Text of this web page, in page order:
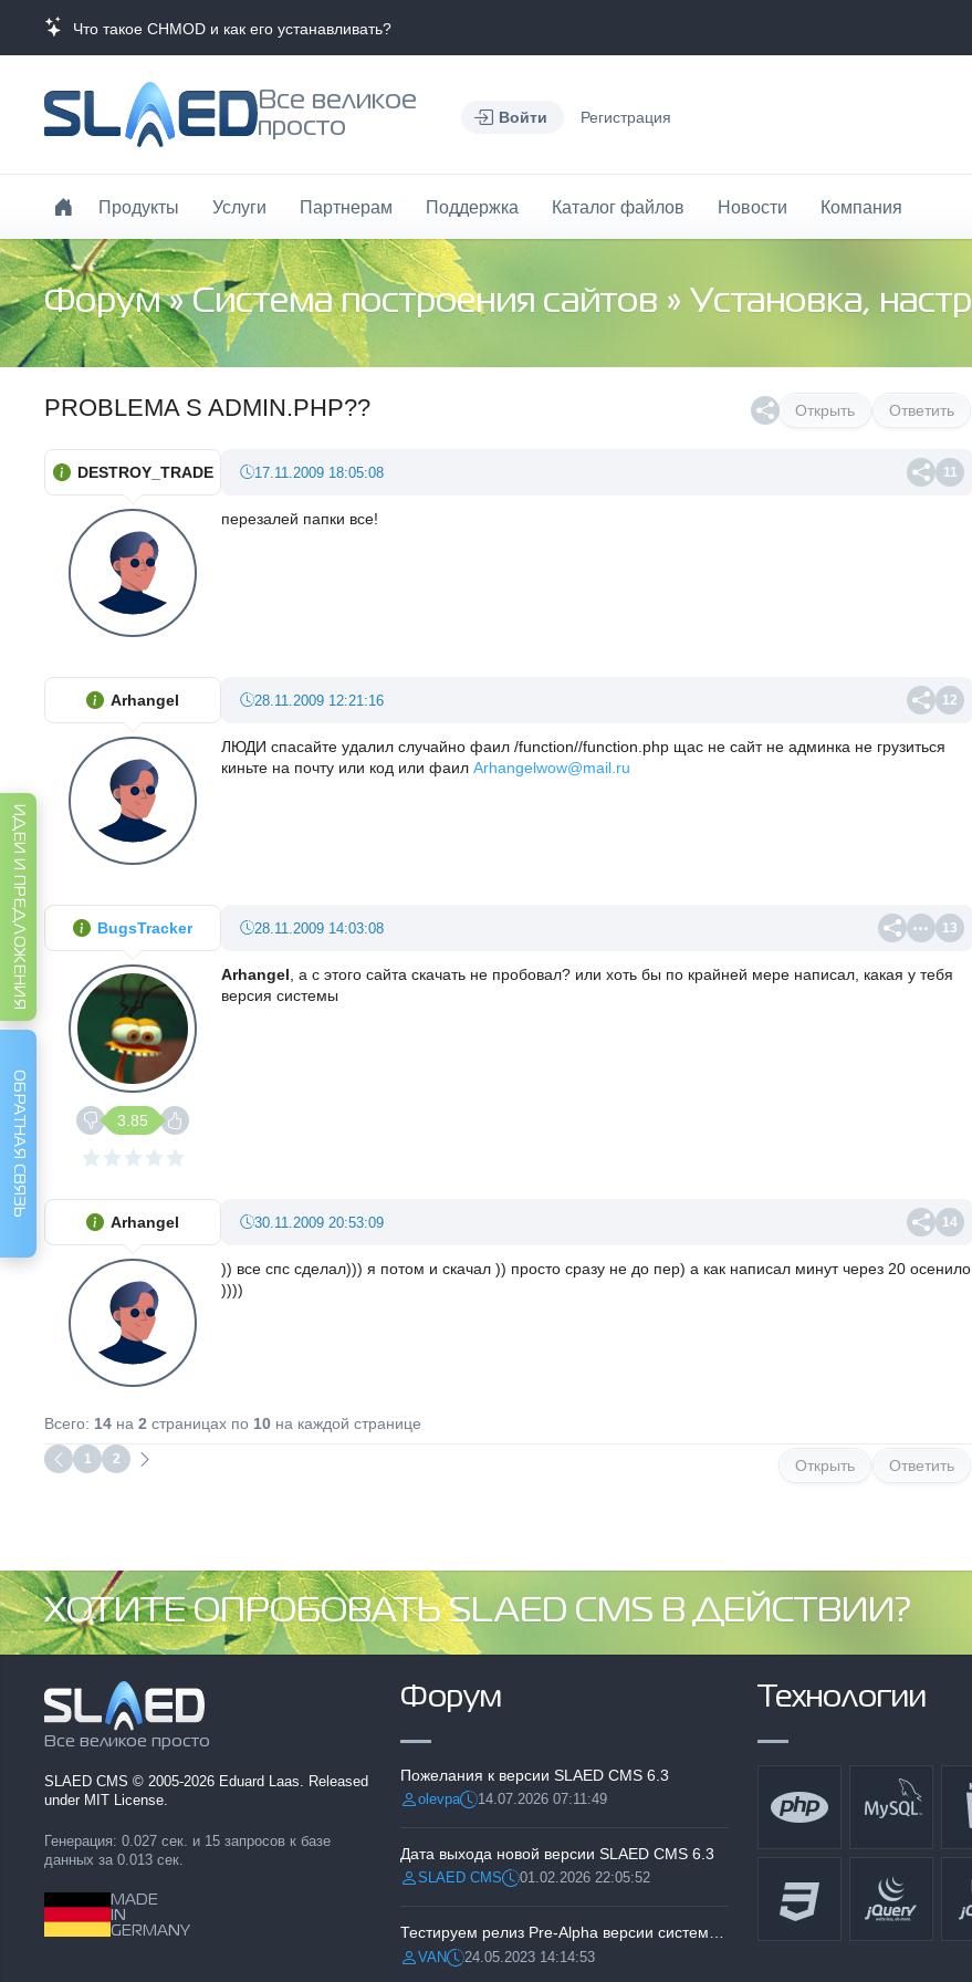
Что такое CHMOD и как его устанавливать?
Все великое
просто
Войти Регистрация
Продукты Услуги Партнерам Поддержка Каталог файлов Новости Компания
Форум»Система построения сайтов » Установка,
Открыть Ответить
PROBLEMA S ADMIN.PHP??
11
17.11.2009 18:05:08
перезалей папки все!
DESTROY_TRADE
12
28.11.2009 12:21:16
ЛЮДИ спасайте удалил случайно фаил /function//function.php щас не сайт не админка не грузиться
киньте на почту или код или фаил Arhangelwow@mail.ru
Arhangel
13
28.11.2009 14:03:08
Arhangel , а с этого сайта скачать не пробовал? или хоть бы по крайней мере написал, какая у тебя
версия системы
BugsTracker
3.85
14
30.11.2009 20:53:09
)) все спс сделал))) я потом и скачал )) просто сразу не до пер) а как написал минут через 20 осенило
))))
Arhangel
Всего: 14 на 2 страницах по 10 на каждой странице
1 2 Открыть Ответить
ХОТИТЕ ОПРОБОВАТЬ SLAED CMS В ДЕЙСТВИИ?
Все великое просто
SLAED CMS © 2005-2026 Eduard Laas. Released
under MIT License.
Генерация: 0.027 сек. и 15 запросов к базе
данных за 0.013 сек.
MADE
IN
GERMANY
Форум
Пожелания к версии SLAED CMS 6.3
Разместил:
olevpaДата:14.07.2026 07:11:49
Дата выхода новой версии SLAED CMS 6.3
Разместил:
SLAED CMSДата:01.02.2026 22:05:52
Тестируем релиз Pre-Alpha версии системы SLAED CMS 6.3 Pro
Разместил:
VANДата:24.05.2023 14:14:53
Технологии
ИДЕИ И ПРЕДЛОЖЕНИЯ
ОБРАТНАЯ СВЯЗЬ